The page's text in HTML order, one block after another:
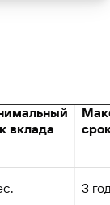
вклада
3